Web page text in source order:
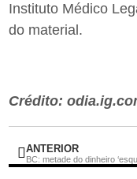
Instituto Médico
do material.
Crédito:
ANTERIOR